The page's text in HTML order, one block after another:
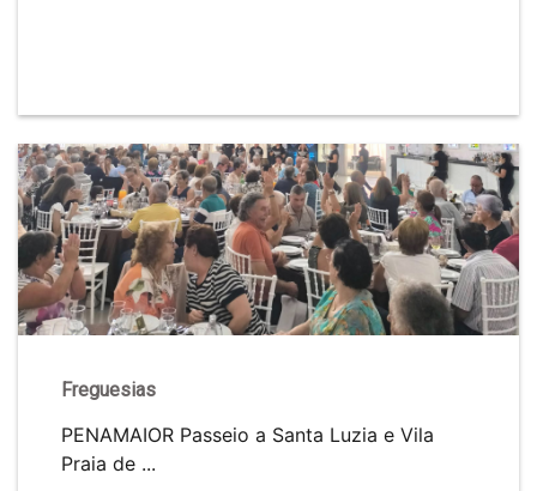
Freguesias
PENAMAIOR Passeio a Santa Luzia e Vila
Praia de ...